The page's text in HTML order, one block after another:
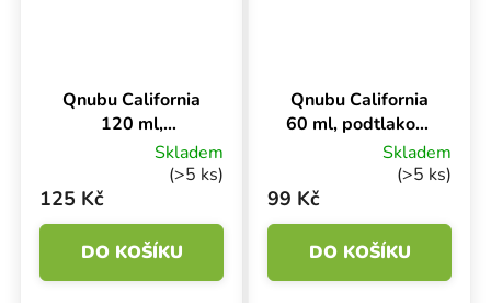
Qnubu California
120 ml,
podtlaková dóza
Skladem
(>5 ks)
125 Kč
DO KOŠÍKU
Qnubu California
60 ml, podtlaková
Skladem
(>5 ks)
99 Kč
DO KOŠÍKU